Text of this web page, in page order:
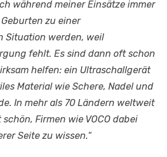
während meiner Einsätze immer
zu einer
Situation werden, weil
fehlt. Es sind dann oft schon
helfen: ein Ultraschallgerät
Material wie Schere, Nadel und
In mehr als 70 Ländern weltweit
Firmen wie VOCO dabei
Seite zu wissen.“